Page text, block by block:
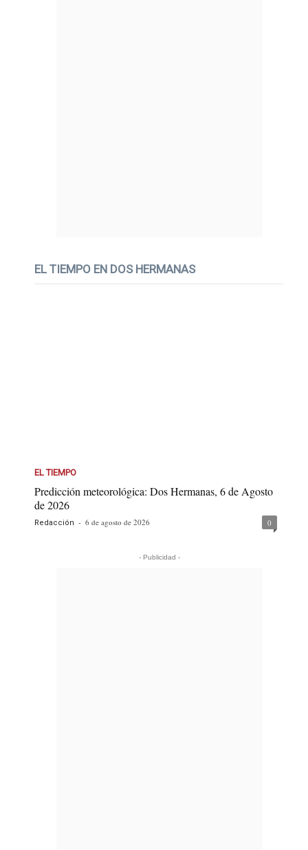
EL TIEMPO EN DOS HERMANAS
EL TIEMPO
Predicción meteorológica: Dos Hermanas, 6 de Agosto
de 2026
Redacción - 6 de agosto de 2026 0
- Publicidad -